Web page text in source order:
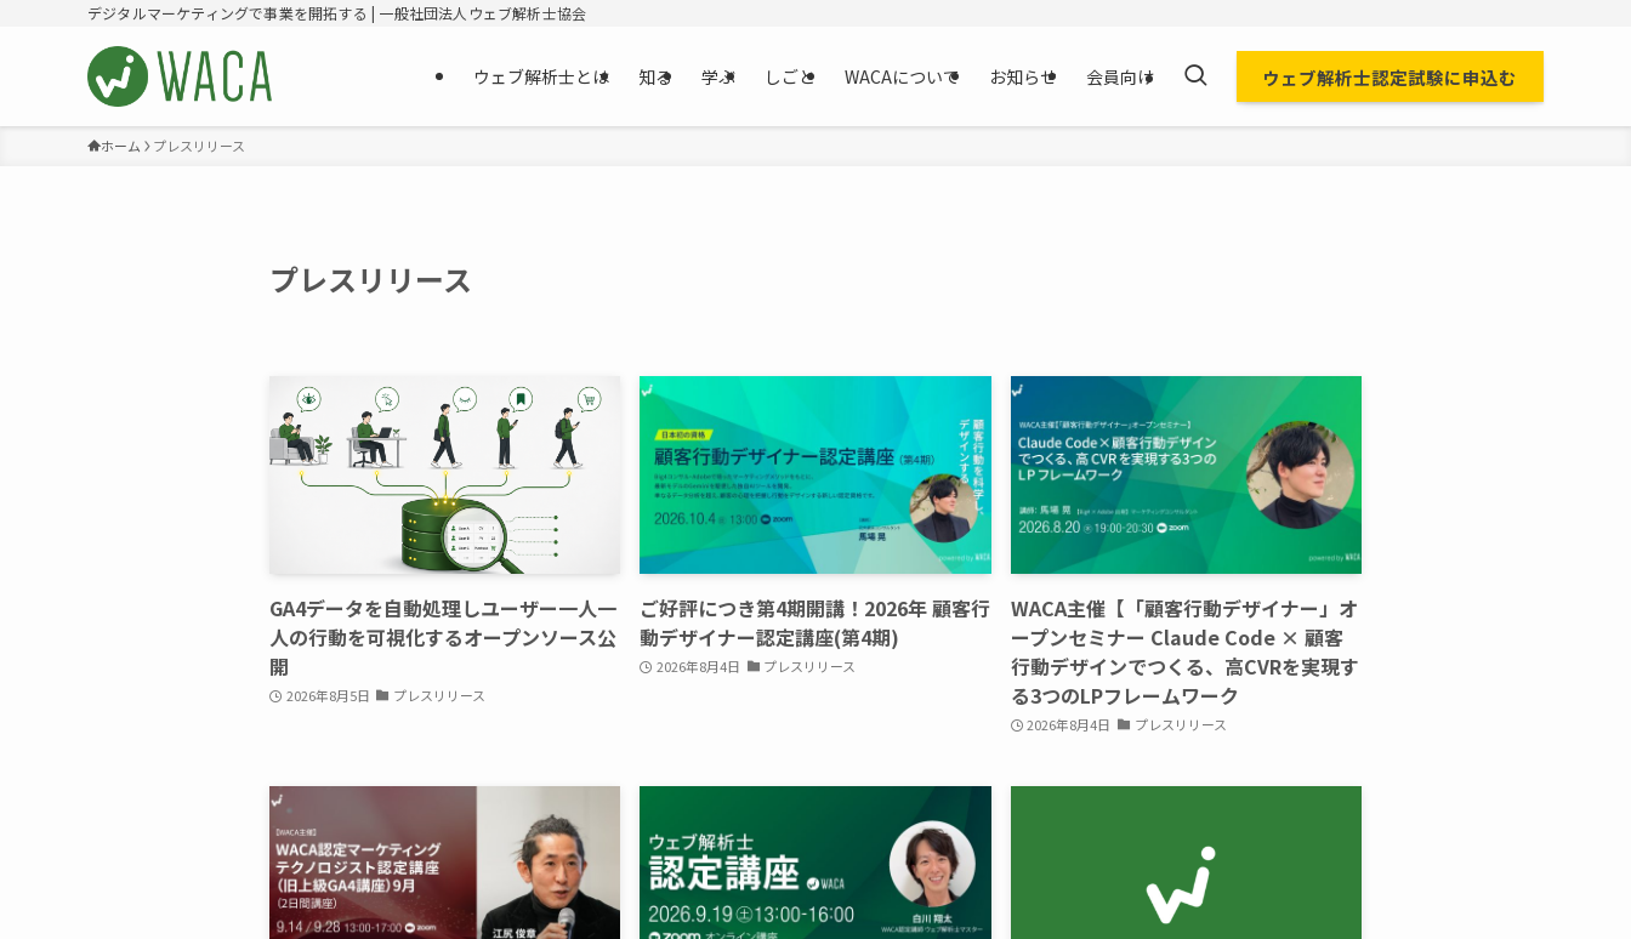
デジタルマーケティングで事業を開拓する | 一般社団法人ウェブ解析士協会
ウェブ解析士とは 知る 学ぶ しごと WACAについて お知らせ 会員向け ウェブ解析士認定試験に申込む
ホーム プレスリリース
プレスリリース
GA4データを自動処理しユーザー一人一
人の行動を可視化するオープンソース公
開
2026年8月5日 プレスリリース
ご好評につき第4期開講！2026年 顧客行
動デザイナー認定講座(第4期)
2026年8月4日 プレスリリース
WACA主催【「顧客行動デザイナー」オ
ープンセミナー Claude Code × 顧客
行動デザインでつくる、高CVRを実現す
る3つのLPフレームワーク
2026年8月4日 プレスリリース